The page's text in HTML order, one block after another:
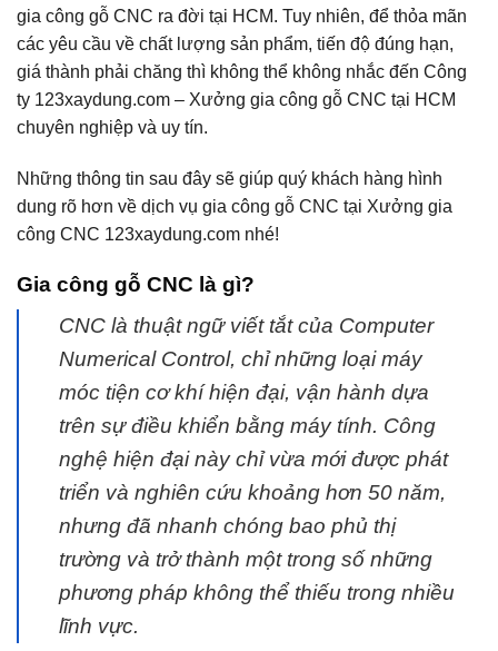
gia công gỗ CNC ra đời tại HCM. Tuy nhiên, để thỏa mãn
các yêu cầu về chất lượng sản phẩm, tiến độ đúng hạn,
giá thành phải chăng thì không thể không nhắc đến Công
ty 123xaydung.com – Xưởng gia công gỗ CNC tại HCM
chuyên nghiệp và uy tín.
Những thông tin sau đây sẽ giúp quý khách hàng hình
dung rõ hơn về dịch vụ gia công gỗ CNC tại Xưởng gia
công CNC 123xaydung.com nhé!
Gia công gỗ CNC là gì?
CNC là thuật ngữ viết tắt của Computer
Numerical Control, chỉ những loại máy
móc tiện cơ khí hiện đại, vận hành dựa
trên sự điều khiển bằng máy tính. Công
nghệ hiện đại này chỉ vừa mới được phát
triển và nghiên cứu khoảng hơn 50 năm,
nhưng đã nhanh chóng bao phủ thị
trường và trở thành một trong số những
phương pháp không thể thiếu trong nhiều
lĩnh vực.